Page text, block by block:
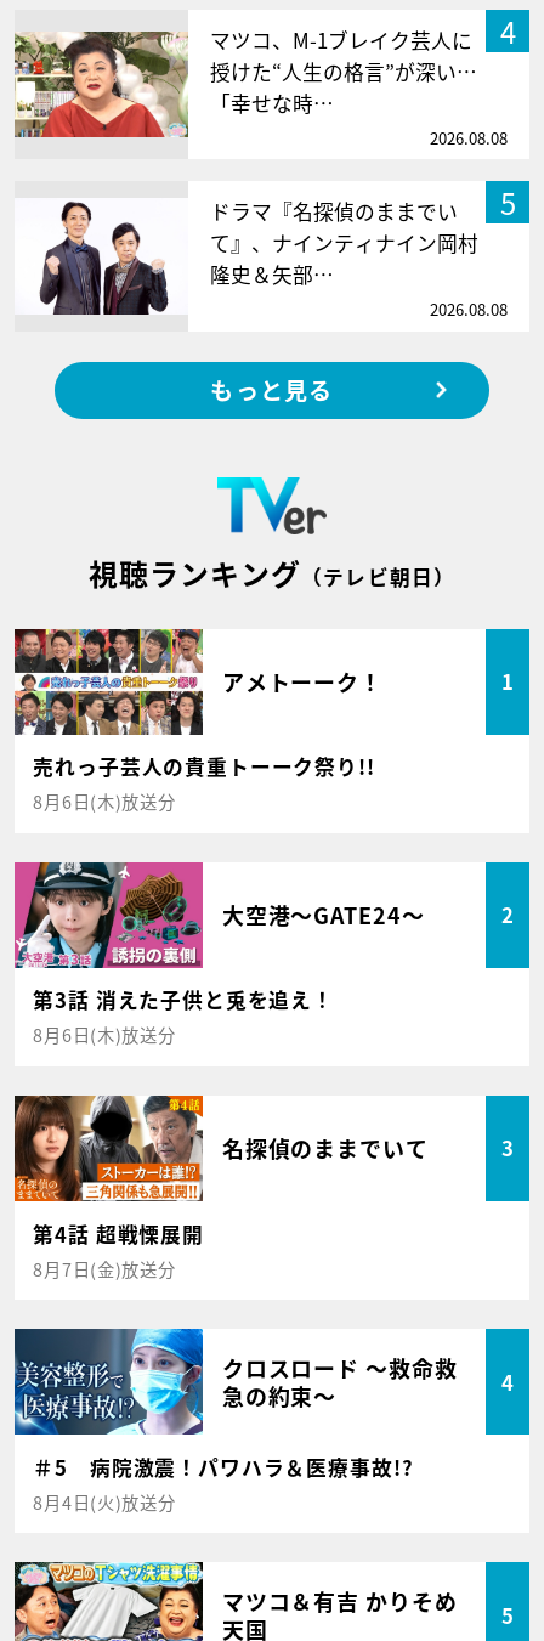
4
マツコ、M-1ブレイク芸人に
授けた“人生の格言”が深い…
「幸せな時…
2026.08.08
5
ドラマ『名探偵のままでい
て』、ナインティナイン岡村
隆史＆矢部…
2026.08.08
もっと見る
視聴ランキング （テレビ朝日）
アメトーーク！ 1
売れっ子芸人の貴重トーーク祭り!!
8月6日(木)放送分
大空港～GATE24～ 2
第3話 消えた子供と兎を追え！
8月6日(木)放送分
名探偵のままでいて 3
第4話 超戦慄展開
8月7日(金)放送分
クロスロード ～救命救
急の約束～
4
＃5 病院激震！パワハラ＆医療事故!?
8月4日(火)放送分
マツコ＆有吉 かりそめ
天国
5